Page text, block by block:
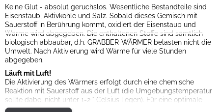
Keine Glut - absolut geruchslos. Wesentliche Bestandteile sind
Eisenstaub, Aktivkohle und Salz. Sobald dieses Gemisch mit
Sauerstoff in Berührung kommt, oxidiert der Eisenstaub und
Wärme wird abgegeben. Die enthaltenen Stoffe sind sämtlich
biologisch abbaubar, d.h. GRABBER-WÄRMER belasten nicht die
Umwelt. Nach Aktivierung wird Wärme für viele Stunden
abgegeben.
Läuft mit Luft!
Die Aktivierung des Wärmers erfolgt durch eine chemische
Reaktion mit Sauerstoff aus der Luft (die Umgebungstemperatur
sollte dabei nicht unter 1-2 ° Celsius liegen). Für eine optimale
Wärmeentwicklung wird empfohlen, den Wärmer einige Minuten